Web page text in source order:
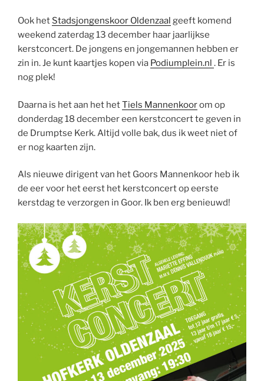
Ook het Stadsjongenskoor Oldenzaal geeft komend
weekend zaterdag 13 december haar jaarlijkse
kerstconcert. De jongens en jongemannen hebben er
zin in. Je kunt kaartjes kopen via Podiumplein.nl . Er is
nog plek!
Daarna is het aan het hetTiels Mannenkoorom op
donderdag 18 december een kerstconcert te geven in
de Drumptse Kerk. Altijd volle bak, dus ik weet niet of
er nog kaarten zijn.
Als nieuwe dirigent van het Goors Mannenkoor heb ik
de eer voor het eerst het kerstconcert op eerste
kerstdag te verzorgen in Goor. Ik ben erg benieuwd!